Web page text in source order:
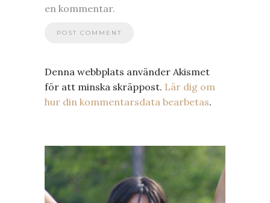
en kommentar.
Denna webbplats använder Akismet
för att minska skräppost. Lär dig om
hur din kommentarsdata bearbetas.